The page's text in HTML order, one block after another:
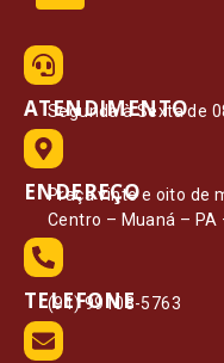
ATENDIMENTO
Segunda à Sexta de
ENDEREÇO
Praça vinte e oito de
Centro – Muaná – PA
TELEFONE
(91) 99108-5763